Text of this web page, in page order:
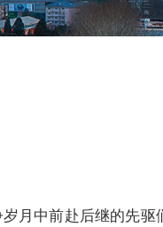
月中前赴后继的先驱